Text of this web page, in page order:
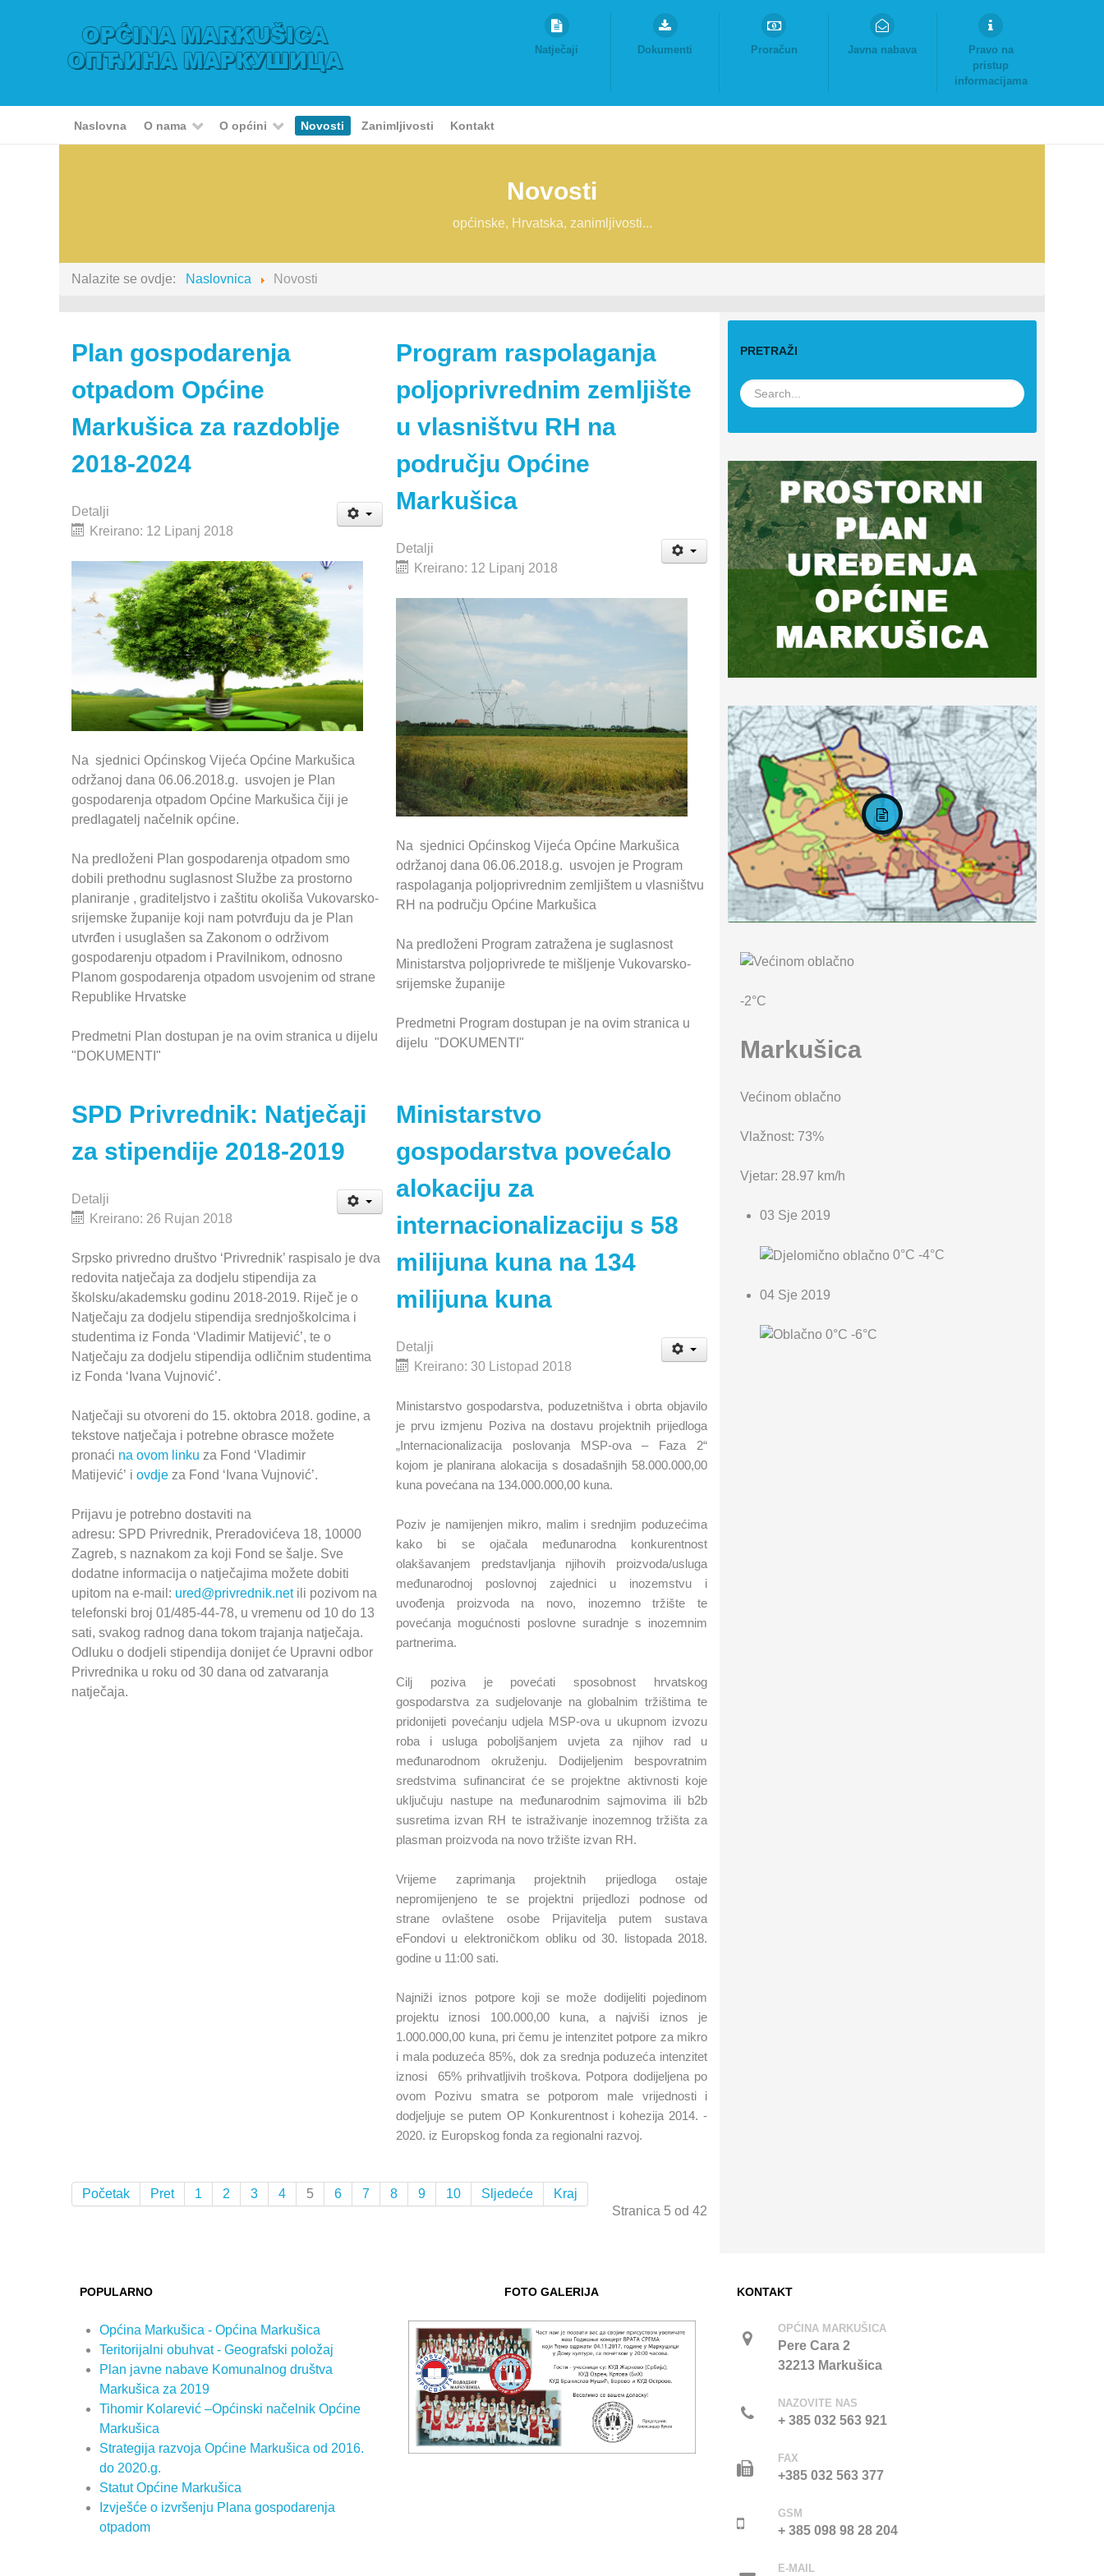
Natječaji Dokumenti Proračun Javna nabava
Pravo na
pristup
informacijama
Naslovna O nama O općini Novosti Zanimljivosti Kontakt
Novosti
općinske, Hrvatska, zanimljivosti...
Nalazite se ovdje: Naslovnica Novosti
Plan gospodarenja
otpadom Općine
Markušica za razdoblje
2018-2024
Detalji
Kreirano: 12 Lipanj 2018
Na sjednici Općinskog Vijeća Općine Markušica
održanoj dana 06.06.2018.g. usvojen je Plan
gospodarenja otpadom Općine Markušica čiji je
predlagatelj načelnik općine.
Na predloženi Plan gospodarenja otpadom smo
dobili prethodnu suglasnost Službe za prostorno
planiranje , graditeljstvo i zaštitu okoliša Vukovarsko-
srijemske županije koji nam potvrđuju da je Plan
utvrđen i usuglašen sa Zakonom o održivom
gospodarenju otpadom i Pravilnikom, odnosno
Planom gospodarenja otpadom usvojenim od strane
Republike Hrvatske
Predmetni Plan dostupan je na ovim stranica u dijelu
"DOKUMENTI"
Program raspolaganja
poljoprivrednim zemljište
u vlasništvu RH na
području Općine
Markušica
Detalji
Kreirano: 12 Lipanj 2018
Na sjednici Općinskog Vijeća Općine Markušica
održanoj dana 06.06.2018.g. usvojen je Program
raspolaganja poljoprivrednim zemljištem u vlasništvu
RH na području Općine Markušica
Na predloženi Program zatražena je suglasnost
Ministarstva poljoprivrede te mišljenje Vukovarsko-
srijemske županije
Predmetni Program dostupan je na ovim stranica u
dijelu "DOKUMENTI"
SPD Privrednik: Natječaji
za stipendije 2018-2019
Detalji
Kreirano: 26 Rujan 2018
Srpsko privredno društvo ‘Privrednik’ raspisalo je dva
redovita natječaja za dodjelu stipendija za
školsku/akademsku godinu 2018-2019. Riječ je o
Natječaju za dodjelu stipendija srednjoškolcima i
studentima iz Fonda ‘Vladimir Matijević’, te o
Natječaju za dodjelu stipendija odličnim studentima
iz Fonda ‘Ivana Vujnović’.
Natječaji su otvoreni do 15. oktobra 2018. godine, a
tekstove natječaja i potrebne obrasce možete
pronaći na ovom linku za Fond ‘Vladimir
Matijević’ i ovdje za Fond ‘Ivana Vujnović’.
Prijavu je potrebno dostaviti na
adresu: SPD Privrednik, Preradovićeva 18, 10000
Zagreb, s naznakom za koji Fond se šalje. Sve
dodatne informacija o natječajima možete dobiti
upitom na e-mail: ured@privrednik.netili pozivom na
telefonski broj 01/485-44-78, u vremenu od 10 do 13
sati, svakog radnog dana tokom trajanja natječaja.
Odluku o dodjeli stipendija donijet će Upravni odbor
Privrednika u roku od 30 dana od zatvaranja
natječaja.
Ministarstvo
gospodarstva povećalo
alokaciju za
internacionalizaciju s 58
milijuna kuna na 134
milijuna kuna
Detalji
Kreirano: 30 Listopad 2018
Ministarstvo gospodarstva, poduzetništva i obrta objavilo
je prvu izmjenu Poziva na dostavu projektnih prijedloga
„Internacionalizacija poslovanja MSP-ova – Faza 2“
kojom je planirana alokacija s dosadašnjih 58.000.000,00
kuna povećana na 134.000.000,00 kuna.
Poziv je namijenjen mikro, malim i srednjim poduzećima
kako bi se ojačala međunarodna konkurentnost
olakšavanjem predstavljanja njihovih proizvoda/usluga
međunarodnoj poslovnoj zajednici u inozemstvu i
uvođenja proizvoda na novo, inozemno tržište te
povećanja mogućnosti poslovne suradnje s inozemnim
partnerima.
Cilj poziva je povećati sposobnost hrvatskog
gospodarstva za sudjelovanje na globalnim tržištima te
pridonijeti povećanju udjela MSP-ova u ukupnom izvozu
roba i usluga poboljšanjem uvjeta za njihov rad u
međunarodnom okruženju. Dodijeljenim bespovratnim
sredstvima sufinancirat će se projektne aktivnosti koje
uključuju nastupe na međunarodnim sajmovima ili b2b
susretima izvan RH te istraživanje inozemnog tržišta za
plasman proizvoda na novo tržište izvan RH.
Vrijeme zaprimanja projektnih prijedloga ostaje
nepromijenjeno te se projektni prijedlozi podnose od
strane ovlaštene osobe Prijavitelja putem sustava
eFondovi u elektroničkom obliku od 30. listopada 2018.
godine u 11:00 sati.
Najniži iznos potpore koji se može dodijeliti pojedinom
projektu iznosi 100.000,00 kuna, a najviši iznos je
1.000.000,00 kuna, pri čemu je intenzitet potpore za mikro
i mala poduzeća 85%, dok za srednja poduzeća intenzitet
iznosi 65% prihvatljivih troškova. Potpora dodijeljena po
ovom Pozivu smatra se potporom male vrijednosti i
dodjeljuje se putem OP Konkurentnost i kohezija 2014. -
2020. iz Europskog fonda za regionalni razvoj.
Stranica 5 od 42
Početak Pret 1 2 3 4 5 6 7 8 9 10 Sljedeće Kraj
PRETRAŽI
-2°C
Markušica
Većinom oblačno
Vlažnost: 73%
Vjetar: 28.97 km/h
03 Sje 2019
0°C -4°C
04 Sje 2019
0°C -6°C
POPULARNO
Općina Markušica - Općina Markušica
Teritorijalni obuhvat - Geografski položaj
Plan javne nabave Komunalnog društva
Markušica za 2019
Tihomir Kolarević –Općinski načelnik Općine
Markušica
Strategija razvoja Općine Markušica od 2016.
do 2020.g.
Statut Općine Markušica
Izvješće o izvršenju Plana gospodarenja
otpadom
FOTO GALERIJA KONTAKT
OPĆINA MARKUŠICA
Pere Cara 2
32213 Markušica
NAZOVITE NAS
+ 385 032 563 921
FAX
+385 032 563 377
GSM
+ 385 098 98 28 204
E-MAIL